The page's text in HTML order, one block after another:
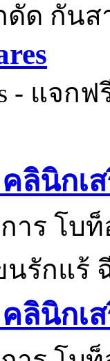
ดัด กัน
- แจก
ลินิกเ
าร โบ
รักแร้
ลินิกเ